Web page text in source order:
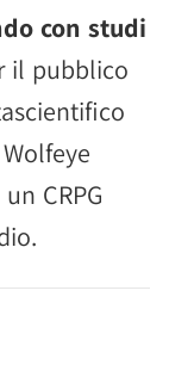
con studi
il pubblico
CRPG